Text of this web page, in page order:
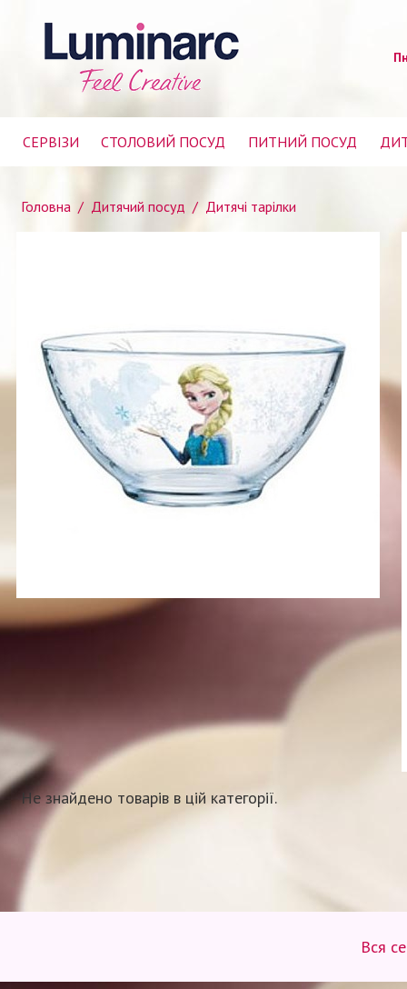
СЕРВІЗИ СТОЛОВИЙ ПОСУД ПИТНИЙ ПОСУД
Головна / Дитячий посуд / Дитячі тарілки
Не знайдено товарів в цій категорії.
Вся